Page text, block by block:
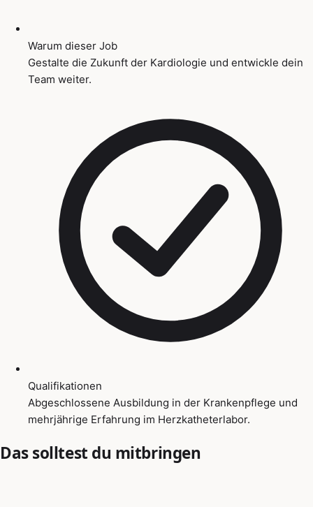
Warum dieser Job
Gestalte die Zukunft der Kardiologie und entwickle dein
Team weiter.
Qualifikationen
Abgeschlossene Ausbildung in der Krankenpflege und
mehrjährige Erfahrung im Herzkatheterlabor.
Das solltest du mitbringen